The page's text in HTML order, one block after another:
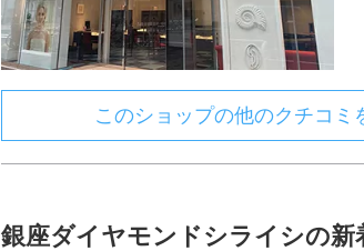
このショップの他のクチコミ
銀座ダイヤモンドシライシの新